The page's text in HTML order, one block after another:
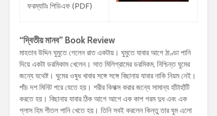
ফরম্যাটঃ পিডিএফ (PDF)
“দ্বিতীয় মানব” Book Review
মাহতাব উদ্দিন ঘুমুতে গেলেন রাত একটায়। ঘুমুতে যাবার আগে ঠাণ্ডা পানি
দিয়ে একটা ডরমিকাম খেলেন। সাত মিলিগ্রামের ডরমিকম, নিশ্চিন্ত ঘুমের
জন্যে যথেষ্ট। ঘুমের ওষুধ খাবার সঙ্গে সঙ্গে বিছানায় যাবার নাকি নিয়ম নেই।
পাঁচ দশ মিনিট পরে যেতে হয়। শরীর বিলাক্স করার জন্যে সামান্য হাঁটাহাঁটি
করতে হয়। বিছানায় যাবার ঠিক আগে আগে এক কাপ গরম দুধ এবং এক
গ্লাস হিম শীতল পানি খেতে হয়। তিনি সবই করলেন কিন্তু তার ঘুম এলো